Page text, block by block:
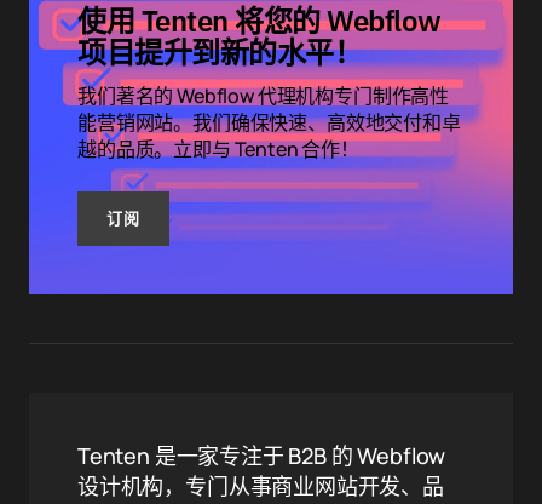
使用 Tenten 将您的 Webflow
项目提升到新的水平！
我们著名的 Webflow 代理机构专门制作高性
能营销网站。我们确保快速、高效地交付和卓
越的品质。立即与 Tenten 合作！
订阅
Tenten 是一家专注于 B2B 的 Webflow
设计机构，专门从事商业网站开发、品